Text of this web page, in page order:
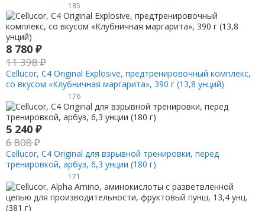
185
8 780 ₽
11 398₽
Cellucor, C4 Original Explosive, предтренировочный комплекс,
со вкусом «Клубничная маргарита», 390 г (13,8 унций)
176
5 240 ₽
6 808₽
Cellucor, C4 Original для взрывной тренировки, перед
тренировкой, арбуз, 6,3 унции (180 г)
171